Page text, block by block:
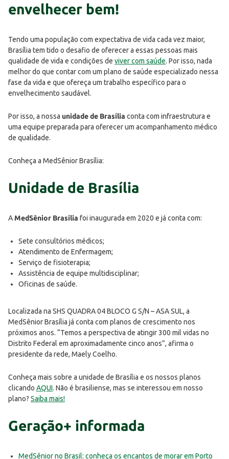
envelhecer bem!
Tendo uma população com expectativa de vida cada vez maior,
Brasília tem tido o desafio de oferecer a essas pessoas mais
qualidade de vida e condições de viver com saúde. Por isso, nada
melhor do que contar com um plano de saúde especializado nessa
fase da vida e que ofereça um trabalho específico para o
envelhecimento saudável.
Por isso, a nossa unidade de Brasília conta com infraestrutura e
uma equipe preparada para oferecer um acompanhamento médico
de qualidade.
Conheça a MedSênior Brasília:
Unidade de Brasília
A MedSênior Brasília foi inaugurada em 2020 e já conta com:
Sete consultórios médicos;
Atendimento de Enfermagem;
Serviço de fisioterapia;
Assistência de equipe multidisciplinar;
Oficinas de saúde.
Localizada na SHS QUADRA 04 BLOCO G S/N – ASA SUL, a
MedSênior Brasília já conta com planos de crescimento nos
próximos anos. “Temos a perspectiva de atingir 300 mil vidas no
Distrito Federal em aproximadamente cinco anos”, afirma o
presidente da rede, Maely Coelho.
Conheça mais sobre a unidade de Brasília e os nossos planos
clicando AQUI. Não é brasiliense, mas se interessou em nosso
plano? Saiba mais!
Geração+ informada
MedSênior no Brasil: conheça os encantos de morar em Porto